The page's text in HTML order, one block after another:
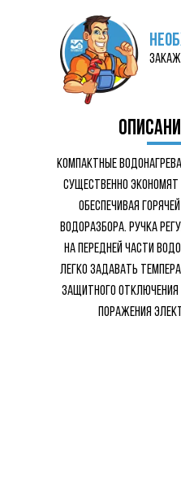
КОМПАКТНЫЕ
СУЩЕСТВЕННО
ОБЕСПЕЧИВАЯ
ВОДОРАЗБОРА. РУЧКА
НА ПЕРЕДНЕЙ ЧАСТИ
ЛЕГКО ЗАДАВАТЬ
ЗАЩИТНОГО ОТКЛЮЧЕНИЯ
ПОРАЖЕНИЯ